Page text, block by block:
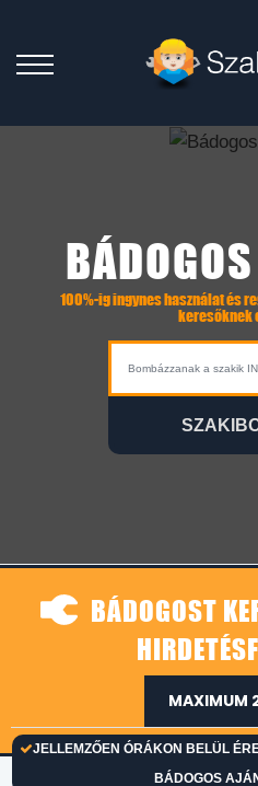
100%-ig ingynes használat és
keresőknek
BÁDOGOST
JELLEMZŐEN ÓRÁKON BELÜL
BÁDOGOS
MAXIMUM